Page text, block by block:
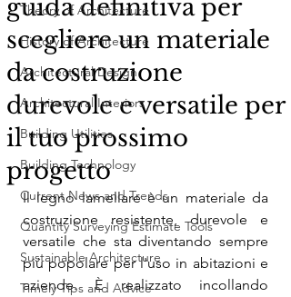
Theory of Architecture
History of Architecture
Architectural Design
Architectural Interiors
Building Utilities
Building Technology
Current News and Trends
Quantity Surveying Estimate Tools
Sustainable Architecture
Timely Tips and Advice
guida definitiva per
scegliere un materiale
da costruzione
durevole e versatile per
il tuo prossimo
progetto
Il legno lamellare è un materiale da
costruzione resistente, durevole e
versatile che sta diventando sempre
più popolare per l'uso in abitazioni e
aziende. È realizzato incollando